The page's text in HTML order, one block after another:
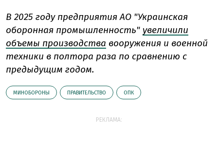
В 2025 году предприятия АО "Украинская
оборонная промышленность" увеличили
объемы производства вооружения и военной
техники в полтора раза по сравнению с
предыдущим годом.
МИНОБОРОНЫ ПРАВИТЕЛЬСТВО ОПК
РЕКЛАМА: